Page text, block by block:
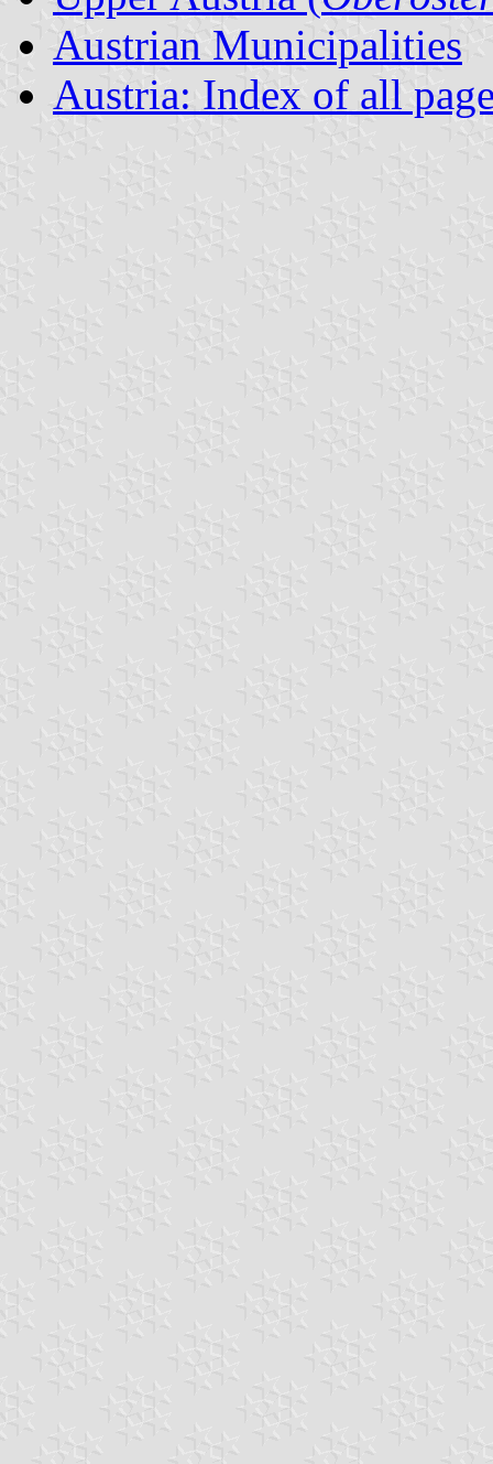
Austrian Municipalities
Austria: Index of all